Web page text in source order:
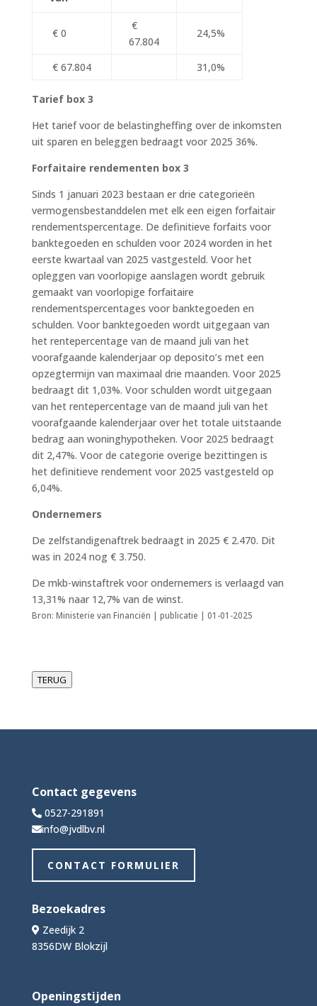
€ 0
€
67.804
24,5%
€ 67.804 31,0%
Tarief box 3
Het tarief voor de belastingheffing over de inkomsten
uit sparen en beleggen bedraagt voor 2025 36%.
Forfaitaire rendementen box 3
Sinds 1 januari 2023 bestaan er drie categorieën
vermogensbestanddelen met elk een eigen forfaitair
rendementspercentage. De definitieve forfaits voor
banktegoeden en schulden voor 2024 worden in het
eerste kwartaal van 2025 vastgesteld. Voor het
opleggen van voorlopige aanslagen wordt gebruik
gemaakt van voorlopige forfaitaire
rendementspercentages voor banktegoeden en
schulden. Voor banktegoeden wordt uitgegaan van
het rentepercentage van de maand juli van het
voorafgaande kalenderjaar op deposito’s met een
opzegtermijn van maximaal drie maanden. Voor 2025
bedraagt dit 1,03%. Voor schulden wordt uitgegaan
van het rentepercentage van de maand juli van het
voorafgaande kalenderjaar over het totale uitstaande
bedrag aan woninghypotheken. Voor 2025 bedraagt
dit 2,47%. Voor de categorie overige bezittingen is
het definitieve rendement voor 2025 vastgesteld op
6,04%.
Ondernemers
De zelfstandigenaftrek bedraagt in 2025 € 2.470. Dit
was in 2024 nog € 3.750.
De mkb-winstaftrek voor ondernemers is verlaagd van
13,31% naar 12,7% van de winst.
Bron: Ministerie van Financiën | publicatie | 01-01-2025
TERUG
Contact gegevens
0527-291891
info@jvdlbv.nl
CONTACT FORMULIER
Bezoekadres
Zeedijk 2
8356DW Blokzijl
Openingstijden